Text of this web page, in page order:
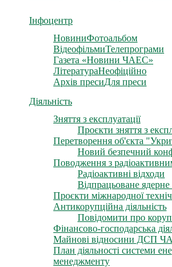
Інфоцентр
НовиниФотоальбом
ВідеофільмиТелепрограми
Газета «Новини ЧАЕС»
ЛітератураНеофіційно
Архів пресиДля преси
Діяльність
Зняття з експлуатації
Проєкти зняття з
Перетворення об'єкта
Новий безпечний
Поводження з
Радіоактивні відходи
Відпрацьоване
Проєкти міжнародної
Антикорупційна діяльність
Повідомити про
Фінансово-господарська
Майнові відносини ДСП
План діяльності системи
менеджменту